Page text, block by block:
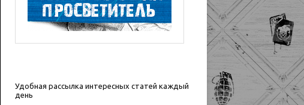
Удобная рассылка интересных статей каждый
день